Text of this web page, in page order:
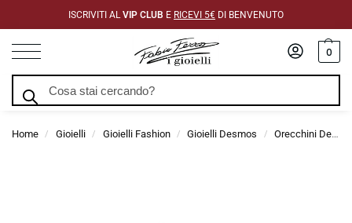
ISCRIVITI AL VIP CLUB E RICEVI 5€ DI BENVENUTO
0
Home / Gioielli / Gioielli Fashion / Gioielli Desmos / Orecchini Desmos